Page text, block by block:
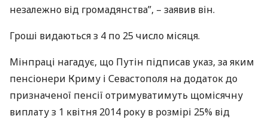
незалежно від громадянства”, – заявив він.
Гроші видаються з 4 по 25 число місяця.
Мінпраці нагадує, що Путін підписав указ, за яким
пенсіонери Криму і Севастополя на додаток до
призначеної пенсії отримуватимуть щомісячну
виплату з 1 квітня 2014 року в розмірі 25% від